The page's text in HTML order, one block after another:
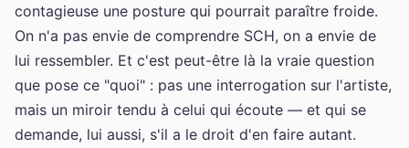
contagieuse une posture qui pourrait paraître froide.
On n'a pas envie de comprendre SCH, on a envie de
lui ressembler. Et c'est peut-être là la vraie question
que pose ce "quoi" : pas une interrogation sur l'artiste,
mais un miroir tendu à celui qui écoute — et qui se
demande, lui aussi, s'il a le droit d'en faire autant.